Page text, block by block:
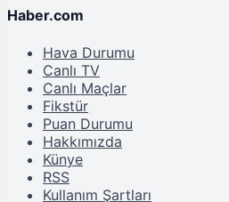
Haber.com
Hava Durumu
Canlı TV
Canlı Maçlar
Fikstür
Puan Durumu
Hakkımızda
Künye
RSS
Kullanım Şartları